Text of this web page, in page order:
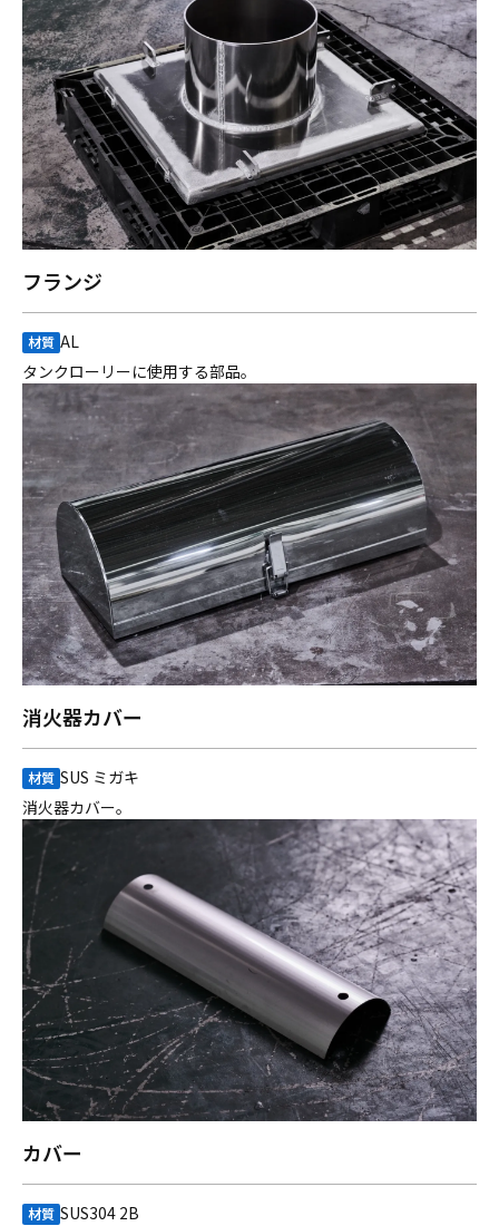
フランジ
材質 AL
タンクローリーに使用する部品。
消火器カバー
材質 SUS ミガキ
消火器カバー。
カバー
材質 SUS304 2B